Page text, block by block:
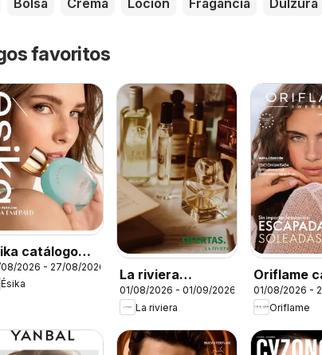
favoritos
catálogo
2026
2026 - 27/08/2026
Ésika
La riviera
catalógo
01/08/2026 - 01/09/2026
La riviera
Oriflame
11
01/08/2026 -
Oriflame